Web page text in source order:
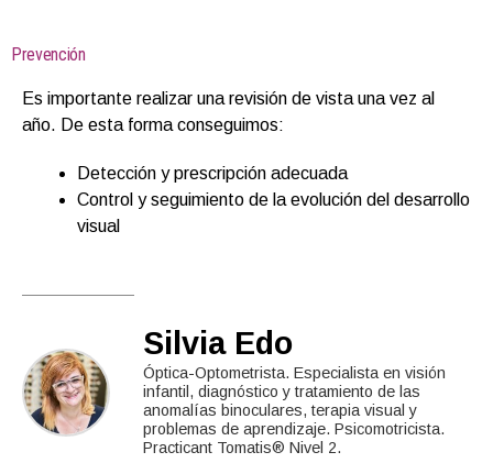
Prevención
Es importante realizar una revisión de vista una vez al
año. De esta forma conseguimos:
Detección y prescripción adecuada
Control y seguimiento de la evolución del desarrollo
visual
Silvia Edo
Óptica-Optometrista. Especialista en visión
infantil, diagnóstico y tratamiento de las
anomalías binoculares, terapia visual y
problemas de aprendizaje. Psicomotricista.
Practicant Tomatis® Nivel 2.